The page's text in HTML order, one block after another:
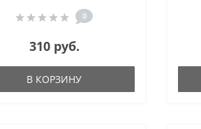
0
310 руб.
В КОРЗИНУ